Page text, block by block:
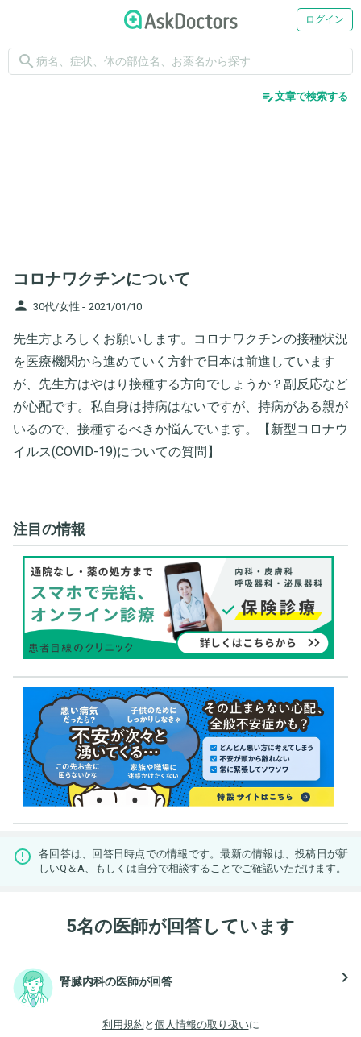
ログイン
search
edit_note文章で検索する
コロナワクチンについて
person 30代/女性 - 2021/01/10
先生方よろしくお願いします。コロナワクチンの接種状況
を医療機関から進めていく方針で日本は前進しています
が、先生方はやはり接種する方向でしょうか？副反応など
が心配です。私自身は持病はないですが、持病がある親が
いるので、接種するべきか悩んでいます。【新型コロナウ
イルス(COVID-19)についての質問】
注目の情報
各回答は、回答日時点での情報です。最新の情報は、投稿日が新
しいQ＆A、もしくは自分で相談する ことでご確認いただけます。
5名の医師が回答しています
腎臓内科の医師が回答 navigate_next
利用規約 と 個人情報の取り扱いに